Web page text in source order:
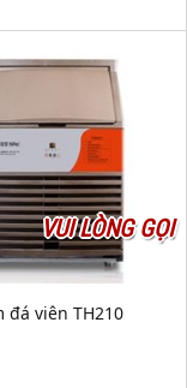
VUI LÒNG GỌI
đá viên TH210